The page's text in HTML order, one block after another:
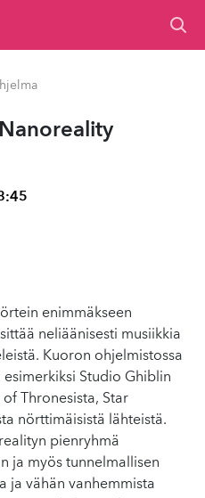
enimmäkseen
neliäänisesti musiikkia
Kuoron ohjelmistossa
Studio Ghiblin
Thronesista, Star
nörttimäisistä lähteistä.
pienryhmä
ja myös tunnelmallisen
ja vähän vanhemmista